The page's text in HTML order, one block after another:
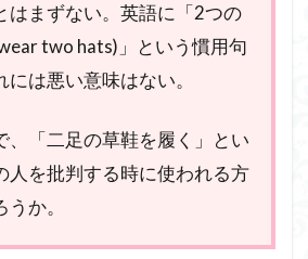
はまずない。英語に「2つの
two hats)」という慣用句
は悪い意味はない。
、「二足の草鞋を履く」とい
人を批判する時に使われる方
か。